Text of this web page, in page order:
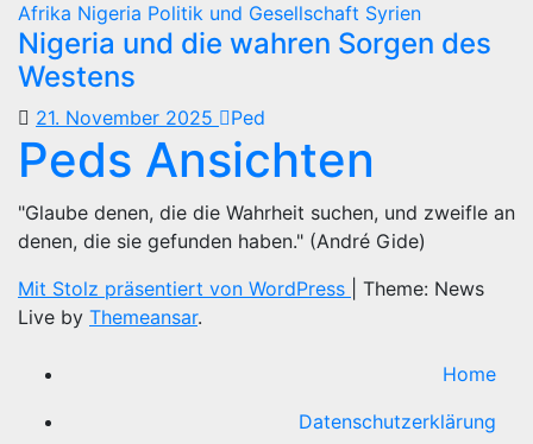
Afrika Nigeria Politik und Gesellschaft Syrien
Nigeria und die wahren Sorgen des
Westens
21. November 2025 Ped
Peds Ansichten
"Glaube denen, die die Wahrheit suchen, und zweifle an
denen, die sie gefunden haben." (André Gide)
Mit Stolz präsentiert von WordPress
Theme: News
Live by Themeansar.
Home
Datenschutzerklärung